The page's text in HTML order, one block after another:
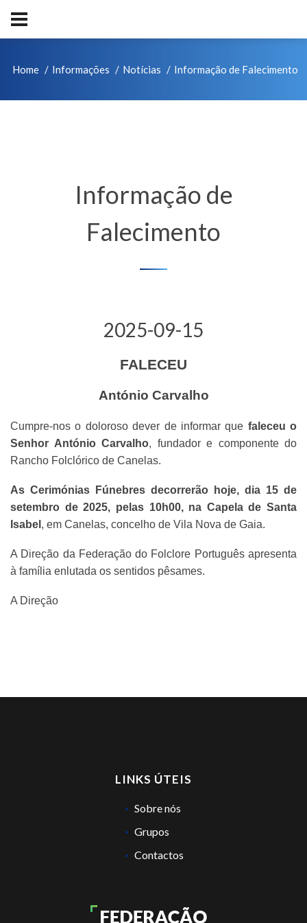
Home Informações Notícias Informação de Falecimento
Informação de
Falecimento
2025-09-15
FALECEU
António Carvalho
Cumpre-nos o doloroso dever de informar que faleceu o
Senhor António Carvalho, fundador e componente do
Rancho Folclórico de Canelas.
As Cerimónias Fúnebres decorrerão hoje, dia 15 de
setembro de 2025, pelas 10h00, na Capela de Santa
Isabel , em Canelas, concelho de Vila Nova de Gaia.
A Direção da Federação do Folclore Português apresenta
à família enlutada os sentidos pêsames.
A Direção
LINKS ÚTEIS
Sobre nós
Grupos
Contactos